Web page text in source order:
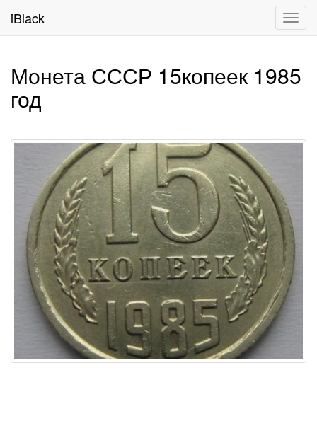
iBlack
Монета СССР 15копеек 1985
год